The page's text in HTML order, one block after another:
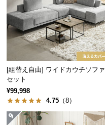
o.,
[組替え自由] ワイドカウチソファ
セット
¥99,998
4.75 （8）